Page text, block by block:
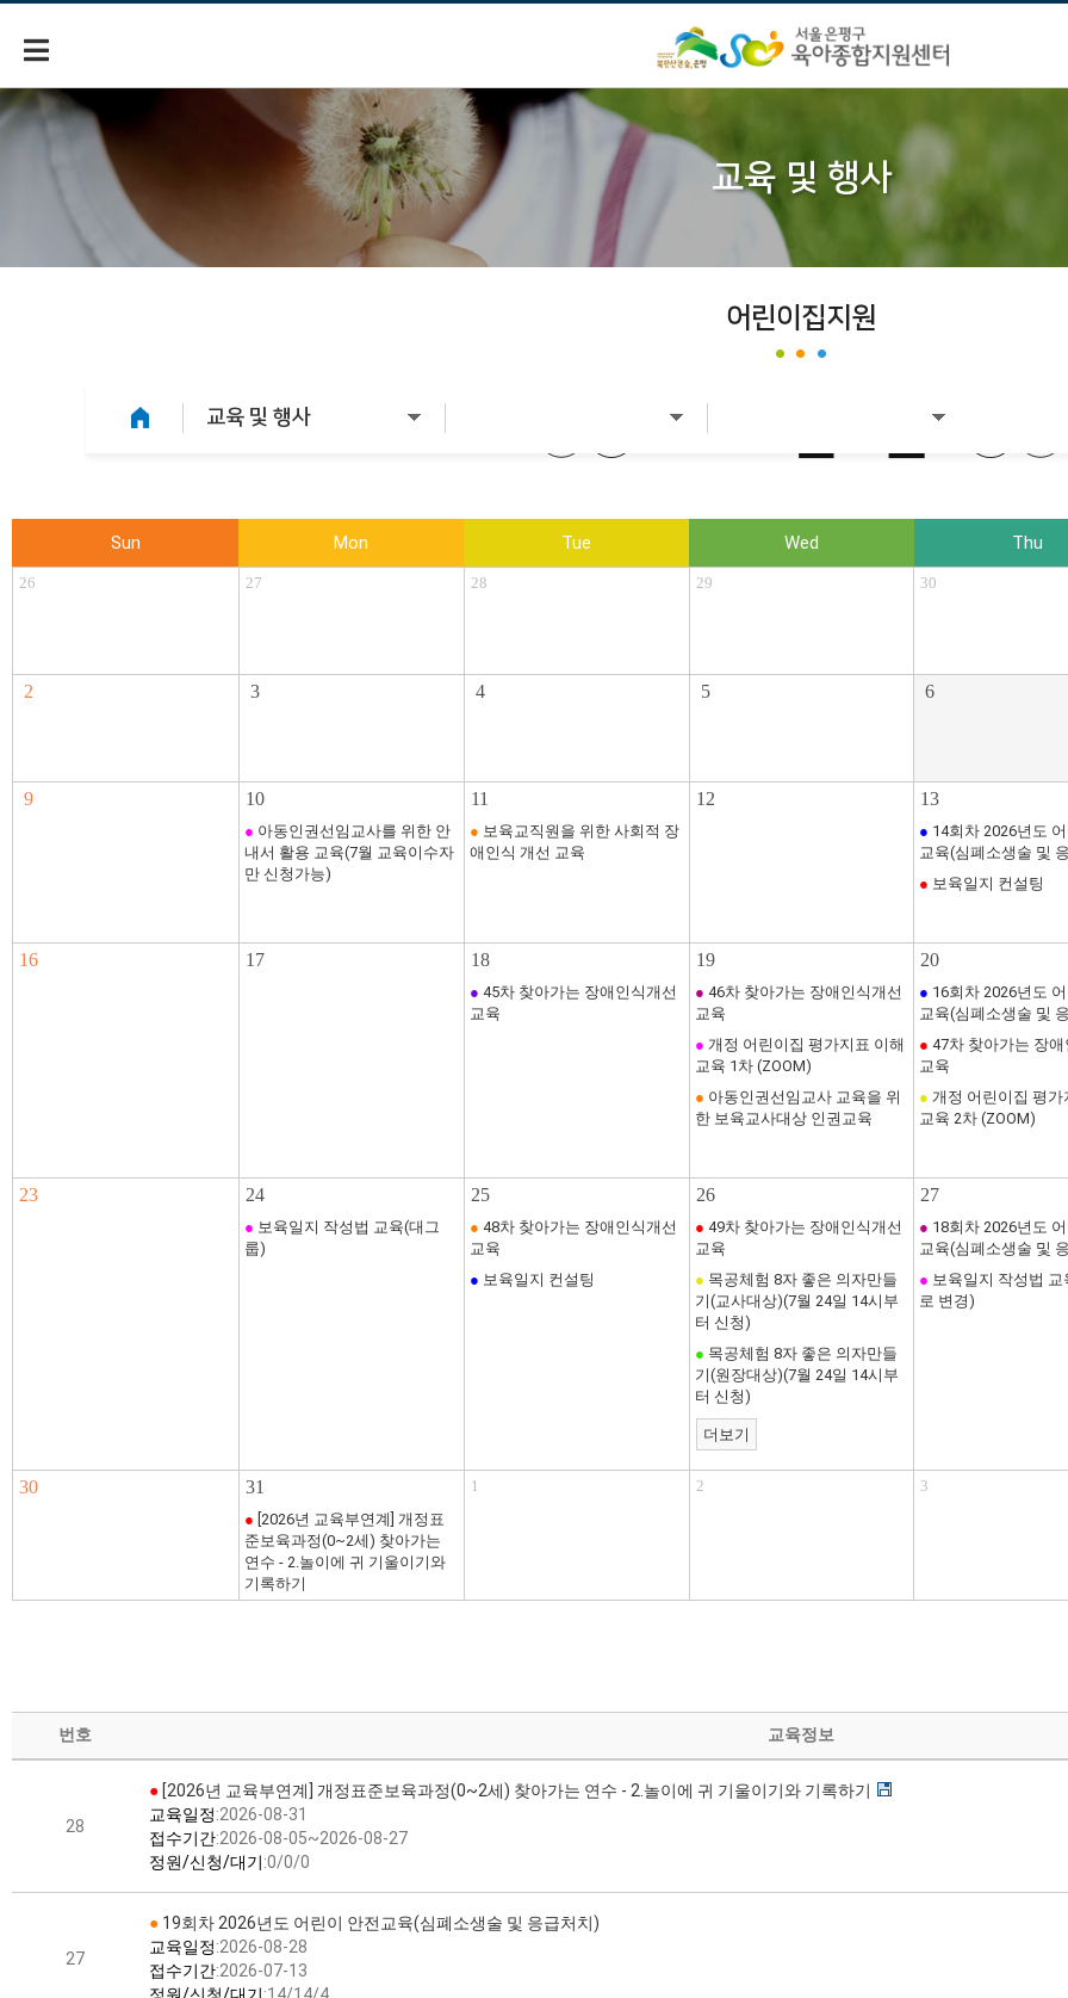
교육 및 행사
교육 및 행사
어린이집지원
2026년 8월
Sun Mon Tue Wed Thu
26 27 28 29 30
2 3 4 5 6
9 10
● 아동인권선임교사를 위한 안
내서 활용 교육(7월 교육이수자
만 신청가능)
11
● 보육교직원을 위한 사회적 장
애인식 개선 교육
12 13
● 14회차 2026년도
교육(심폐소생술 및
● 보육일지 컨설팅
16 17 18
● 45차 찾아가는 장애인식개선
교육
19
● 46차 찾아가는 장애인식개선
교육
● 개정 어린이집 평가지표 이해
교육 1차 (ZOOM)
● 아동인권선임교사 교육을 위
한 보육교사대상 인권교육
20
● 16회차 2026년도
교육(심폐소생술 및
● 47차 찾아가는 장애
교육
● 개정 어린이집 평가
교육 2차 (ZOOM)
23 24
● 보육일지 작성법 교육(대그
룹)
25
● 48차 찾아가는 장애인식개선
교육
● 보육일지 컨설팅
26
● 49차 찾아가는 장애인식개선
교육
● 목공체험 8자 좋은 의자만들
기(교사대상)(7월 24일 14시부
터 신청)
● 목공체험 8자 좋은 의자만들
기(원장대상)(7월 24일 14시부
터 신청)
더보기
27
● 18회차 2026년도
교육(심폐소생술 및
● 보육일지 작성법 교
로 변경)
30 31
● [2026년 교육부연계] 개정표
준보육과정(0~2세) 찾아가는
연수 - 2.놀이에 귀 기울이기와
기록하기
1 2 3
번호 교육정보
28
● [2026년 교육부연계] 개정표준보육과정(0~2세) 찾아가는 연수 - 2.놀이에 귀 기울이기와 기록하기
교육일정:2026-08-31
접수기간:2026-08-05~2026-08-27
정원/신청/대기:0/0/0
27
● 19회차 2026년도 어린이 안전교육(심폐소생술 및 응급처치)
교육일정:2026-08-28
접수기간:2026-07-13